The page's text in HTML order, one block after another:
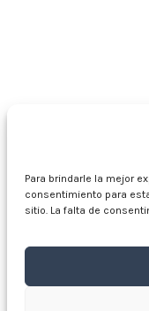
Para brindarle la mejor
consentimiento para
sitio. La falta de